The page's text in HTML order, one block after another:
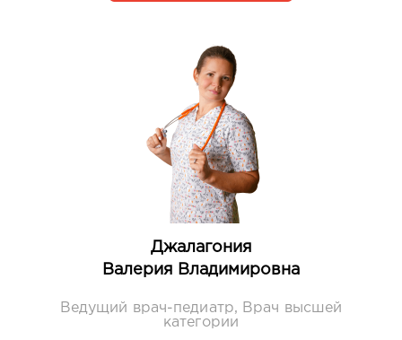
Джалагония
Валерия Владимировна
Ведущий врач-педиатр, Врач высшей
категории